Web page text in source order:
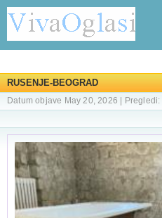
RUSENJE-BEOGRAD
Datum objave May 20, 2026 |